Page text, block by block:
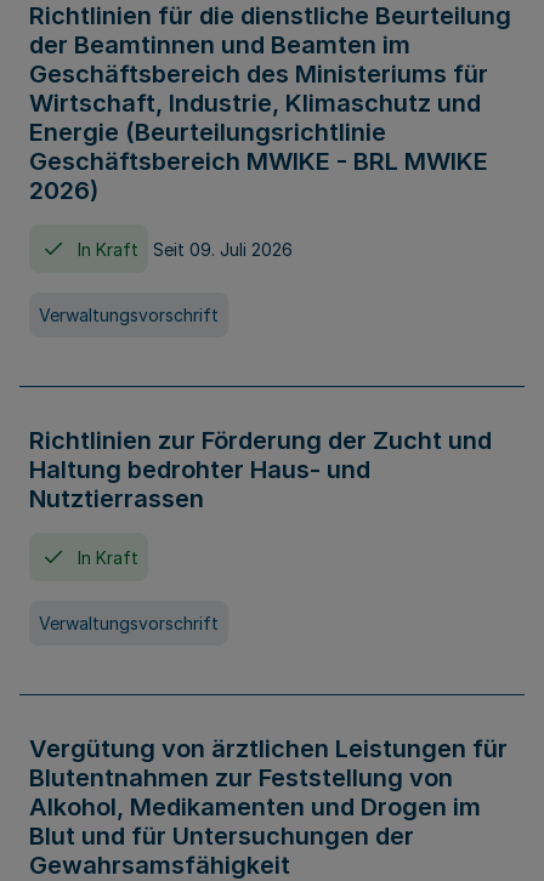
Richtlinien für die dienstliche Beurteilung
der Beamtinnen und Beamten im
Geschäftsbereich des Ministeriums für
Wirtschaft, Industrie, Klimaschutz und
Energie (Beurteilungsrichtlinie
Geschäftsbereich MWIKE - BRL MWIKE
2026)
In Kraft Seit 09. Juli 2026
Verwaltungsvorschrift
Richtlinien zur Förderung der Zucht und
Haltung bedrohter Haus- und
Nutztierrassen
In Kraft
Verwaltungsvorschrift
Vergütung von ärztlichen Leistungen für
Blutentnahmen zur Feststellung von
Alkohol, Medikamenten und Drogen im
Blut und für Untersuchungen der
Gewahrsamsfähigkeit